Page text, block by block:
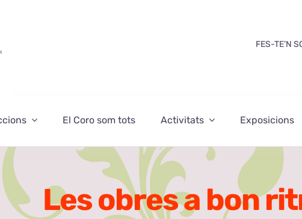
FES-TE’N
El Coro som tots Activitats Exposicions
Les obres a bon